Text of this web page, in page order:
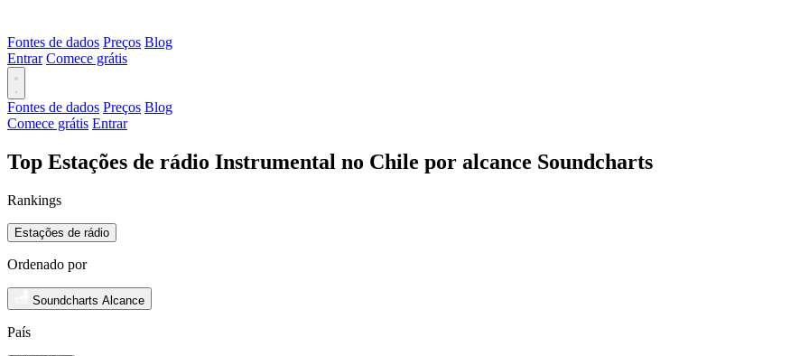
Fontes de dados Preços Blog
Entrar Comece grátis
Fontes de dados Preços Blog
Comece grátis Entrar
Top Estações de rádio Instrumental no Chile por alcance Soundcharts
Rankings
Estações de rádio
Ordenado por
Soundcharts Alcance
País